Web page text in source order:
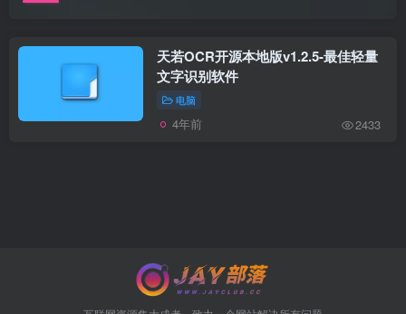
天若OCR开源本地版v1.2.5-最佳轻量
文字识别软件
电脑
4年前 2433